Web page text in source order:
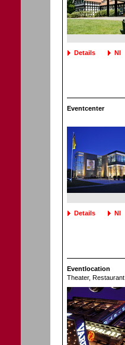
Details NI
Eventcenter
Details NI
Eventlocation
Theater, Restaurant